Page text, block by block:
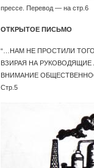
прессе. Перевод — на стр.6
ОТКРЫТОЕ ПИСЬМО
“…НАМ НЕ ПРОСТИЛИ
ВЗИРАЯ НА
ВНИМАНИЕ
Стр.5